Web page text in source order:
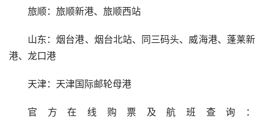
旅顺：旅顺新港、旅顺西站
山东：烟台港、烟台北站、同三码头、威海港、蓬莱新
港、龙口港
天津：天津国际邮轮母港
官方在线购票及航班查询：